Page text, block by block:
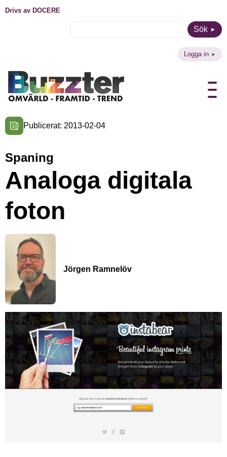
Drivs av DOCERE
Sök
Logga in
Publicerat: 2013-02-04
Spaning
Analoga digitala
foton
Jörgen Ramnelöv